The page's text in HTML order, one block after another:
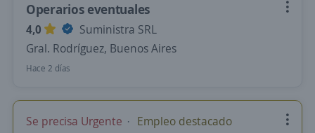
Operarios eventuales
4,0
Suministra SRL
Gral. Rodríguez, Buenos Aires
Hace 2 días
Se precisa Urgente Empleo destacado